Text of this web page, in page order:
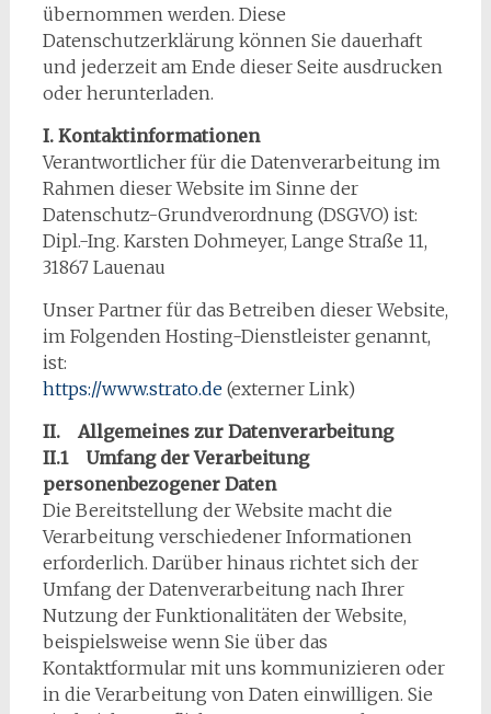
übernommen werden. Diese
Datenschutzerklärung können Sie dauerhaft
und jederzeit am Ende dieser Seite ausdrucken
oder herunterladen.
I. Kontaktinformationen
Verantwortlicher für die Datenverarbeitung im
Rahmen dieser Website im Sinne der
Datenschutz-Grundverordnung (DSGVO) ist:
Dipl.-Ing. Karsten Dohmeyer, Lange Straße 11,
31867 Lauenau
Unser Partner für das Betreiben dieser Website,
im Folgenden Hosting-Dienstleister genannt,
ist:
https://www.strato.de(externer Link)
II. Allgemeines zur Datenverarbeitung
II.1 Umfang der Verarbeitung
personenbezogener Daten
Die Bereitstellung der Website macht die
Verarbeitung verschiedener Informationen
erforderlich. Darüber hinaus richtet sich der
Umfang der Datenverarbeitung nach Ihrer
Nutzung der Funktionalitäten der Website,
beispielsweise wenn Sie über das
Kontaktformular mit uns kommunizieren oder
in die Verarbeitung von Daten einwilligen. Sie